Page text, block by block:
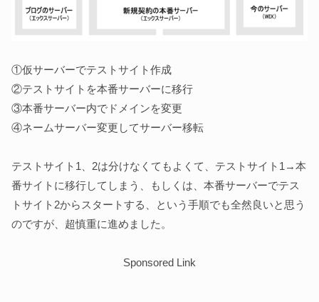
①仮サーバーでテストサイト作成
②テストサイトを本番サーバーに移行
③本番サーバー内でドメインを変更
④ネームサーバー変更してサーバー移転
テストサイト1、2は分けなくてもよくて、テストサイト1→本
番サイトに移行してしまう、もしくは、本番サーバーでテス
トサイト2からスタートする、という手順でも全然良いと思う
のですが、超慎重に進めました。
Sponsored Link